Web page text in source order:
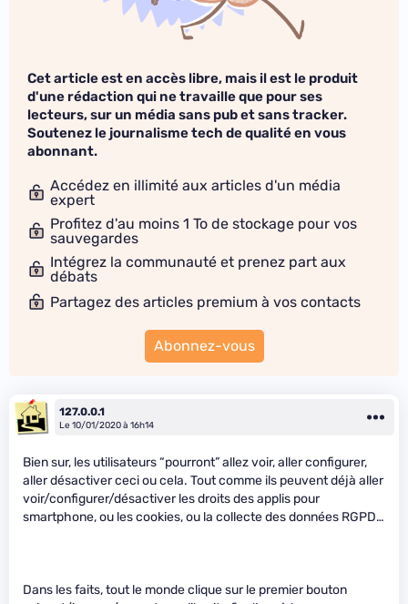
Cet article est en accès libre, mais il est le produit
d'une rédaction qui ne travaille que pour ses
lecteurs, sur un média sans pub et sans tracker.
Soutenez le journalisme tech de qualité en vous
abonnant.
Accédez en illimité aux articles d'un média
expert
Profitez d'au moins 1 To de stockage pour vos
sauvegardes
Intégrez la communauté et prenez part aux
débats
Partagez des articles premium à vos contacts
Abonnez-vous
127.0.0.1
Le 10/01/2020 à 16h14
Bien sur, les utilisateurs “pourront” allez voir, aller configurer,
aller désactiver ceci ou cela. Tout comme ils peuvent déjà aller
voir/configurer/désactiver les droits des applis pour
smartphone, ou les cookies, ou la collecte des données RGPD…
Dans les faits, tout le monde clique sur le premier bouton